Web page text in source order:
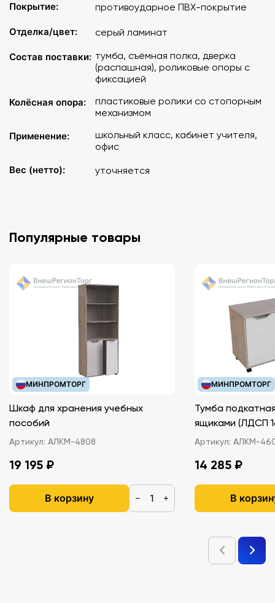
Покрытие: противоударное ПВХ-покрытие
Отделка/цвет: серый ламинат
Состав поставки: тумба, съёмная полка, дверка
(распашная), роликовые опоры с
фиксацией
Колёсная опора:
пластиковые ролики со стопорным
механизмом
Применение:
школьный класс, кабинет учителя,
офис
Вес (нетто):
уточняется
Популярные товары
МИНПРОМТОРГ
Шкаф для хранения учебных
пособий
Артикул: АЛКМ-4808
19 195 ₽
В корзину − +
МИНПРОМТОРГ
Тумба
ящиками
Артикул: АЛКМ-
14 285 ₽
В